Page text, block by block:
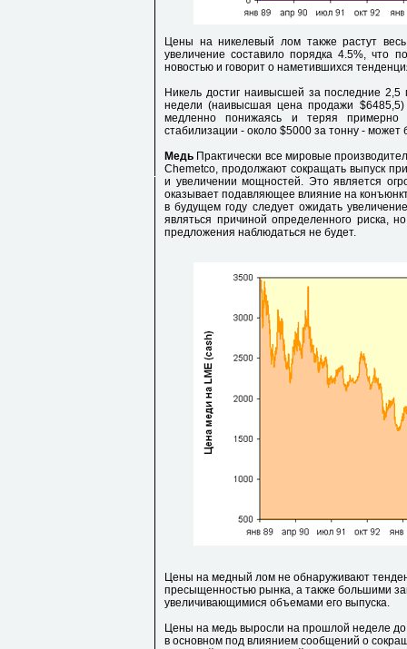
Цены на никелевый лом также растут
увеличение составило порядка 4.5%, что
новостью и говорит о наметившихся
Никель достиг наивысшей за последние
недели (наивысшая цена продажи
медленно понижаясь и теряя
стабилизации - около $5000 за тонну - может
Медь Практически все мировые
Chemetco, продолжают сокращать выпуск
и увеличении мощностей. Это является
оказывает подавляющее влияние на
в будущем году следует ожидать
являться причиной определенного риска,
предложения наблюдаться не будет.
Цены на медный лом не обнаруживают
пресыщенностью рынка, а также большими
увеличивающимися объемами его выпуска.
Цены на медь выросли на прошлой неделе до
в основном под влиянием сообщений о